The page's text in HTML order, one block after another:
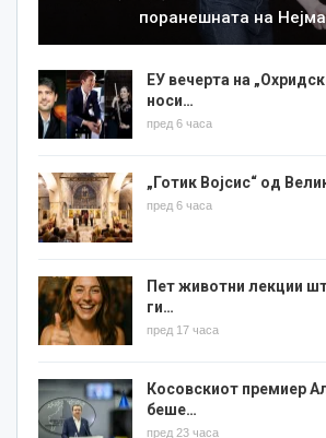
поранешната на
ЕУ вечерта на
носи…
пред 6 часа
„Готик Војсис“ од
пред 6 часа
Пет животни лекции
ги…
пред 17 часа
Косовскиот премиер
беше…
пред 23 часа